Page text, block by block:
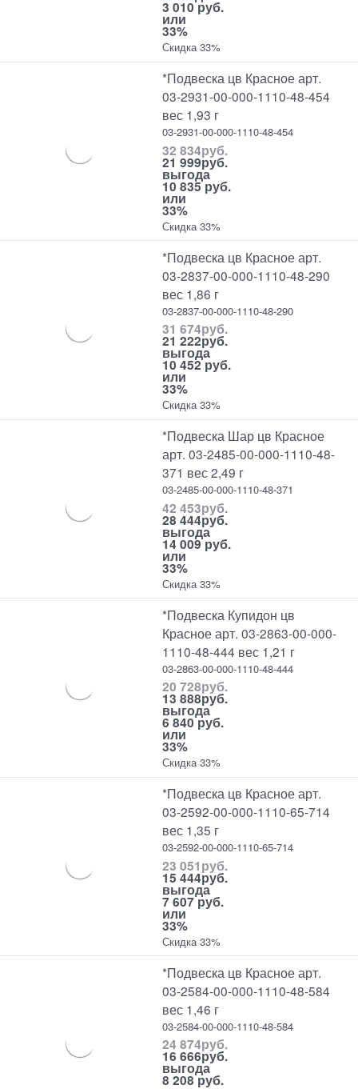
3 010 руб.
или
33%
Скидка 33%
*Подвеска цв Красное арт.
03-2931-00-000-1110-48-454
вес 1,93 г
03-2931-00-000-1110-48-454
32 834руб.
21 999руб.
выгода
10 835 руб.
или
33%
Скидка 33%
*Подвеска цв Красное арт.
03-2837-00-000-1110-48-290
вес 1,86 г
03-2837-00-000-1110-48-290
31 674руб.
21 222руб.
выгода
10 452 руб.
или
33%
Скидка 33%
*Подвеска Шар цв Красное
арт. 03-2485-00-000-1110-48-
371 вес 2,49 г
03-2485-00-000-1110-48-371
42 453руб.
28 444руб.
выгода
14 009 руб.
или
33%
Скидка 33%
*Подвеска Купидон цв
Красное арт. 03-2863-00-000-
1110-48-444 вес 1,21 г
03-2863-00-000-1110-48-444
20 728руб.
13 888руб.
выгода
6 840 руб.
или
33%
Скидка 33%
*Подвеска цв Красное арт.
03-2592-00-000-1110-65-714
вес 1,35 г
03-2592-00-000-1110-65-714
23 051руб.
15 444руб.
выгода
7 607 руб.
или
33%
Скидка 33%
*Подвеска цв Красное арт.
03-2584-00-000-1110-48-584
вес 1,46 г
03-2584-00-000-1110-48-584
24 874руб.
16 666руб.
выгода
8 208 руб.